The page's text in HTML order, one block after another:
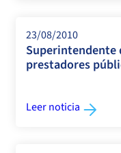
23/08/2010
Superintendente
prestadores
Leer noticia